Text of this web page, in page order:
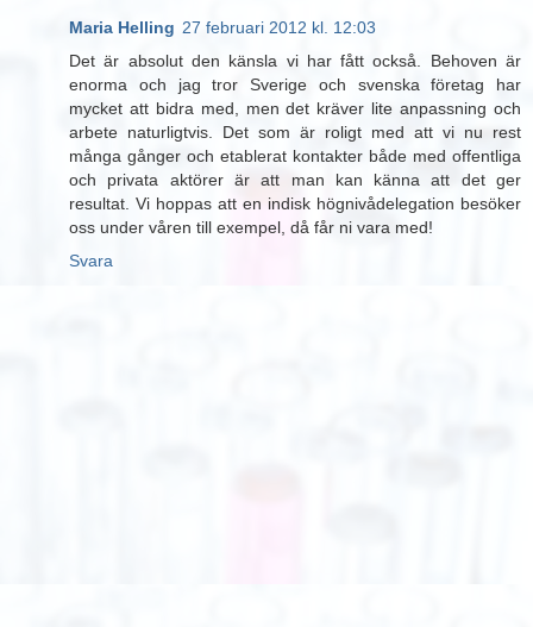
Maria Helling 27 februari 2012 kl. 12:03
Det är absolut den känsla vi har fått också. Behoven är
enorma och jag tror Sverige och svenska företag har
mycket att bidra med, men det kräver lite anpassning och
arbete naturligtvis. Det som är roligt med att vi nu rest
många gånger och etablerat kontakter både med offentliga
och privata aktörer är att man kan känna att det ger
resultat. Vi hoppas att en indisk högnivådelegation besöker
oss under våren till exempel, då får ni vara med!
Svara